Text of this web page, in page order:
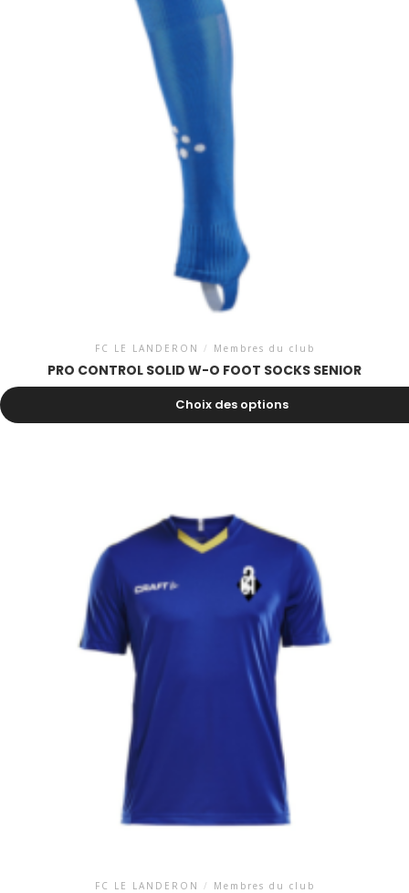
FC LE LANDERON / Membres du club
PRO CONTROL SOLID W-O FOOT SOCKS SENIOR
11.00
Choix des options
FC LE LANDERON / Membres du club